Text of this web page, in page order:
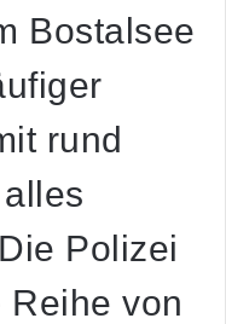
Bostalsee
rund
Polizei
von